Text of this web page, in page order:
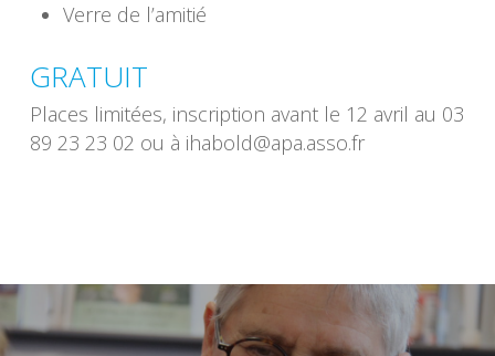
Verre de l’amitié
GRATUIT
Places limitées, inscription avant le 12 avril au 03
89 23 23 02 ou à ihabold@apa.asso.fr